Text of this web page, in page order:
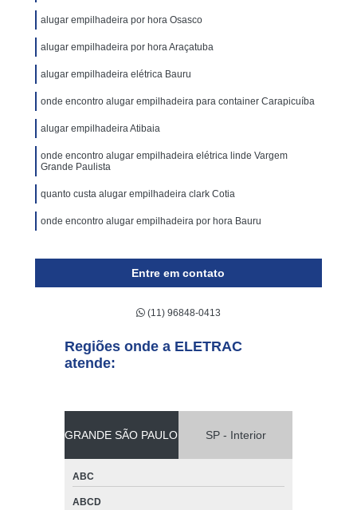
alugar empilhadeira por hora Osasco
alugar empilhadeira por hora Araçatuba
alugar empilhadeira elétrica Bauru
onde encontro alugar empilhadeira para container Carapicuíba
alugar empilhadeira Atibaia
onde encontro alugar empilhadeira elétrica linde Vargem
Grande Paulista
quanto custa alugar empilhadeira clark Cotia
onde encontro alugar empilhadeira por hora Bauru
Entre em contato
(11) 96848-0413
Regiões onde a ELETRAC
atende:
GRANDE SÃO PAULO SP - Interior
ABC
ABCD